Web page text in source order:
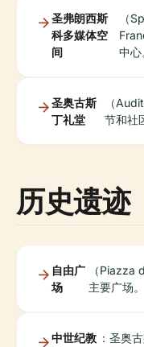
圣弗朗西斯
科多媒体空
间
（
中心
圣奥古斯
丁礼堂
（
节和社
历史遗迹
自由广
场
（Piazza
主要广场。
中世纪教 ：圣奥